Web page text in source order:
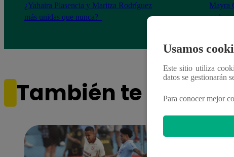
¿Yahaira Plasencia y Maritza Rodríguez
más unidas que nunca?
Mayra
nada
También te puede
Usamos
Este sitio utiliza
datos se gestionarán
Para conocer mejor